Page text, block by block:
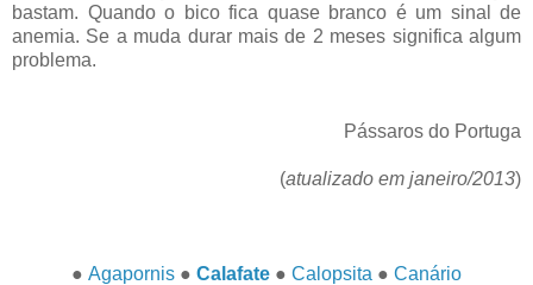
bastam. Quando o bico fica quase branco é um sinal de
anemia. Se a muda durar mais de 2 meses significa algum
problema.
Pássaros do Portuga
(atualizado em janeiro/2013)
● Agapornis ● Calafate ● Calopsita ● Canário